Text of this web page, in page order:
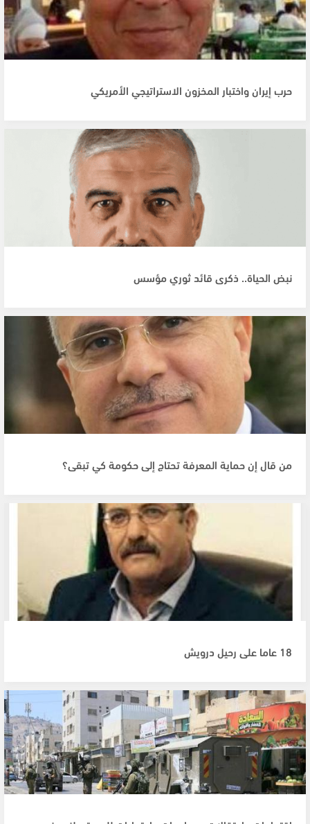
حرب إيران واختبار المخزون الاستراتيجي الأمريكي
نبض الحياة.. ذكرى قائد ثوري مؤسس
من قال إن حماية المعرفة تحتاج إلى حكومة كي تبقى؟
18 عاما على رحيل درويش